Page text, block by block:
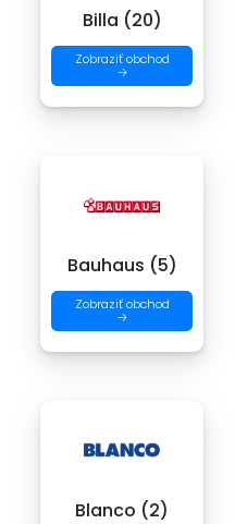
Billa (20)
Zobraziť obchod
→
Bauhaus (5)
Zobraziť obchod
→
Blanco (2)